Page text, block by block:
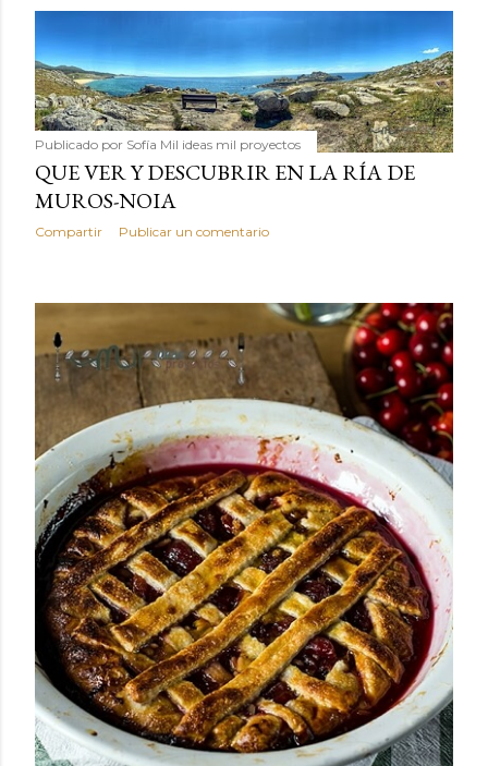
Publicado por Sofía Mil ideas mil proyectos
QUE VER Y DESCUBRIR EN LA RÍA DE
MUROS-NOIA
Compartir Publicar un comentario